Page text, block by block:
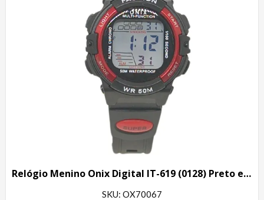
Relógio Menino Onix Digital IT-619 (0128) Preto e Vermelho
SKU: OX70067